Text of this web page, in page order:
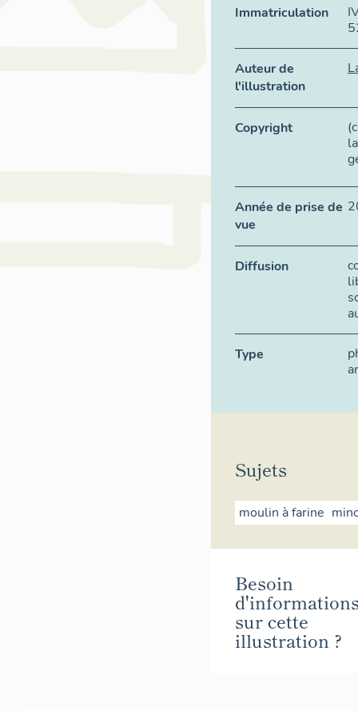
Immatriculation
Auteur de
l'illustration
Copyright
Année de prise de
vue
Diffusion
Type
Sujets
moulin à farine
Besoin
sur cette
illustration ?